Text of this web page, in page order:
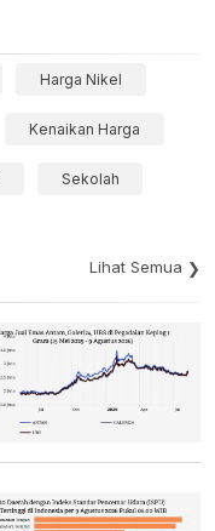
Harga Nikel
Kenaikan Harga
Sekolah
Lihat Semua